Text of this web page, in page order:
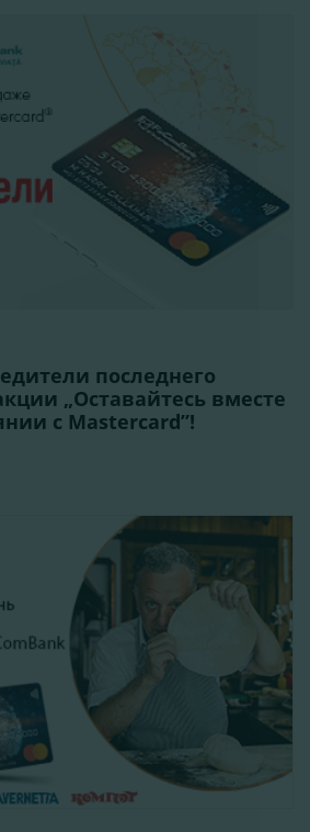
последнего
„Оставайтесь вместе
с Mastercard”!